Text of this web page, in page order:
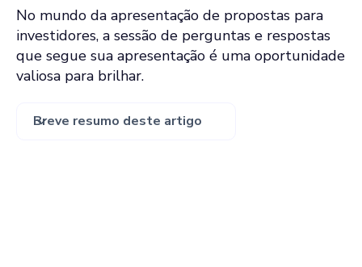
No mundo da apresentação de propostas para
investidores, a sessão de perguntas e respostas
que segue sua apresentação é uma oportunidade
valiosa para brilhar.
Breve resumo deste artigo